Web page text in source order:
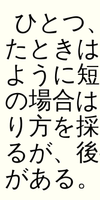
ひとつ
たとき
ように
の場合
り方を
るが、
がある。